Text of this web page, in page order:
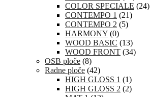
COLOR SPECIALE (24)
CONTEMPO 1 (21)
CONTEMPO 2 (5)
HARMONY (0)
WOOD BASIC (13)
WOOD FRONT (34)
OSB ploče (8)
Radne ploče (42)
HIGH GLOSS 1 (1)
HIGH GLOSS 2 (2)